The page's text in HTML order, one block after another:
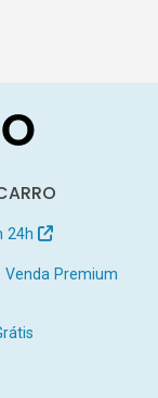
24h
Venda Premium